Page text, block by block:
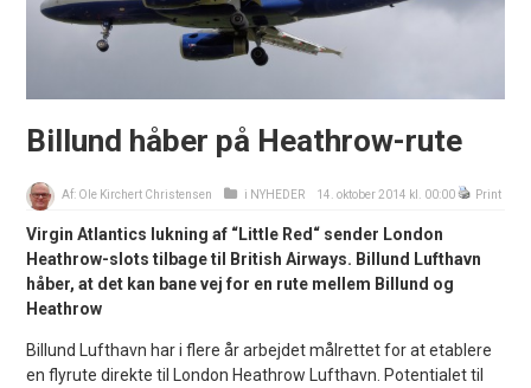
Billund håber på Heathrow-rute
Af: Ole Kirchert Christensen i NYHEDER 14. oktober 2014 kl. 00:00 Print
Virgin Atlantics lukning af “Little Red“ sender London
Heathrow-slots tilbage til British Airways. Billund Lufthavn
håber, at det kan bane vej for en rute mellem Billund og
Heathrow
Billund Lufthavn har i flere år arbejdet målrettet for at etablere
en flyrute direkte til London Heathrow Lufthavn. Potentialet til